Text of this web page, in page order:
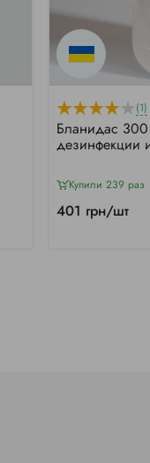
(1)
Бланидас 300
дезинфекции
Купили 239 раз
401 грн/шт